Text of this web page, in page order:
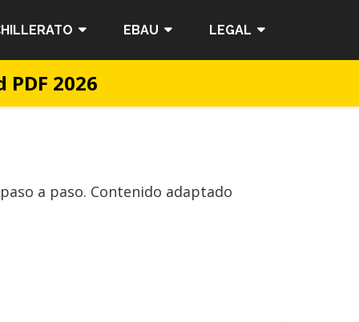
EBAU LEGAL
2026
a paso. Contenido adaptado